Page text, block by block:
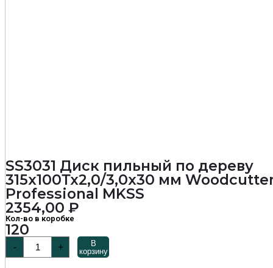
SS3031 Диск пильный по дереву
315х100Тх2,0/3,0х30 мм
Professional MKSS
2354,00 ₽
Кол-во в коробке
120
-
товара
SS3031
+
В
корзину